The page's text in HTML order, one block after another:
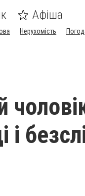
Афіша
Нерухомість